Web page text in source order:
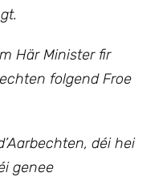
Här Minister fir
folgend Froe
déi hei
genee